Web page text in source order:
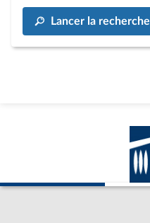
Lancer la recherche